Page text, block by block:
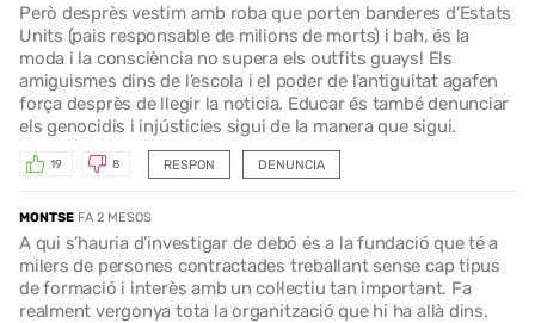
Però desprès vestim amb roba que porten banderes d’Estats
Units (pais responsable de milions de morts) i bah, és la
moda i la consciència no supera els outfits guays! Els
amiguismes dins de l’escola i el poder de l’antiguitat agafen
força desprès de llegir la noticia. Educar és també denunciar
els genocidis i injústicies sigui de la manera que sigui.
RESPON
19 8 DENUNCIA
MONTSE FA 2 MESOS
A qui s’hauria d’investigar de debó és a la fundació que té a
milers de persones contractades treballant sense cap tipus
de formació i interès amb un col·lectiu tan important. Fa
realment vergonya tota la organització que hi ha allà dins.